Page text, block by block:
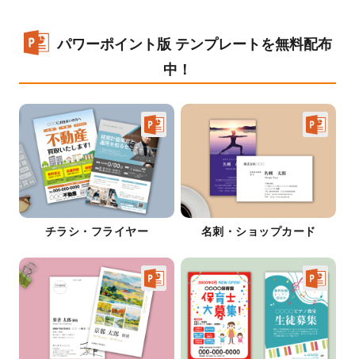
パワーポイント版 テンプレートを無料配布
中！
チラシ・フライヤー 名刺・ショップカード